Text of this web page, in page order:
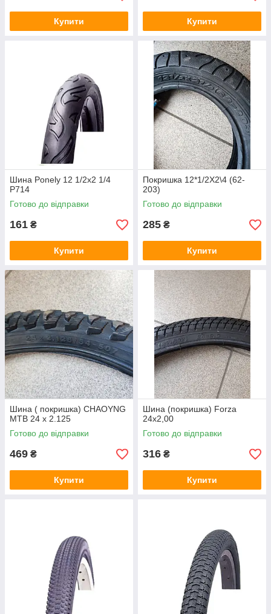
Купити Купити
Шина Ponely 12 1/2x2 1/4
P714
Готово до відправки
161 ₴
Купити
Покришка 12*1/2Х2\4 (62-
203)
Готово до відправки
285 ₴
Купити
Шина ( покришка) CHAOYNG
MTB 24 х 2.125
Готово до відправки
469 ₴
Купити
Шина (покришка) Forza
24х2,00
Готово до відправки
316 ₴
Купити